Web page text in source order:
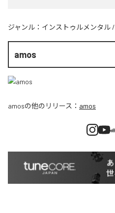
ジャンル： インストゥルメンタル /
amos
amosの他のリリース： amos